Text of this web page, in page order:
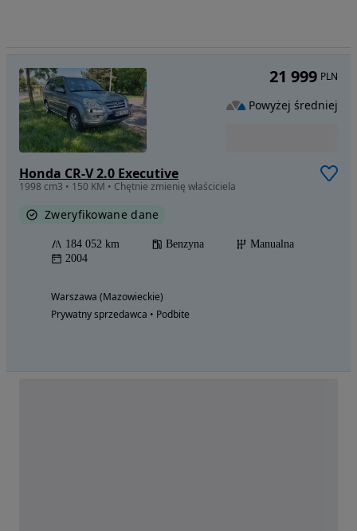
Honda CR-V 2.0 Executive
1998 cm3 • 150 KM • Chętnie zmienię właściciela
Zweryfikowane dane
184 052 km Benzyna
Manualna
2004
Warszawa (Mazowieckie)
Prywatny sprzedawca • Podbite
21 999 PLN
Powyżej średniej